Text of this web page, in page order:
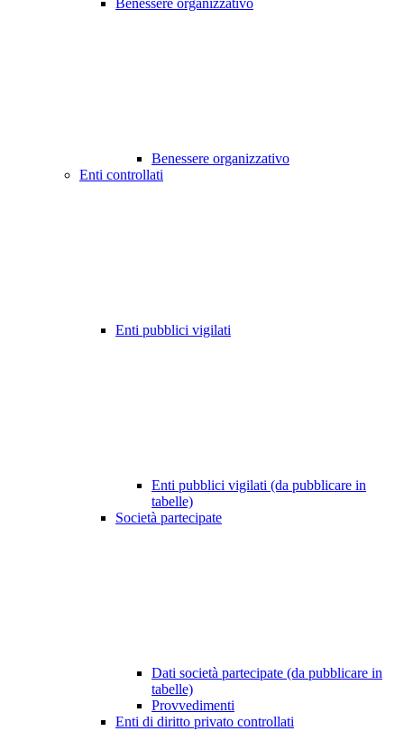
Benessere organizzativo
Benessere organizzativo
Enti controllati
Enti pubblici vigilati
Enti pubblici vigilati (da pubblicare in
tabelle)
Società partecipate
Dati società partecipate (da pubblicare in
tabelle)
Provvedimenti
Enti di diritto privato controllati